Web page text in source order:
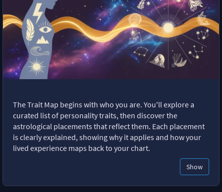
The Trait Map begins with who you are. You'll explore a
curated list of personality traits, then discover the
astrological placements that reflect them. Each placement
is clearly explained, showing why it applies and how your
lived experience maps back to your chart.
Show